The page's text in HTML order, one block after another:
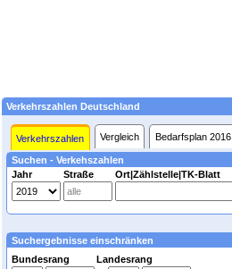
Verkehrszahlen Deutschland
Verkehrszahlen Vergleich Bedarfsplan 2016
Suchen - Verkehszahlen
Jahr
Straße Ort|Zählstelle|TK-Blatt
Suchergebnisse einschränken
Bundesrang Landesrang